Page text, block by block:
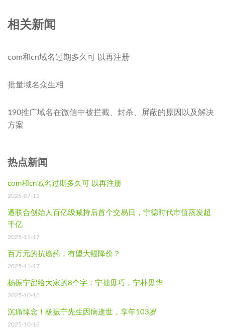
相关新闻
com和cn域名过期多久可 以再注册
批量域名众生相
190推广域名在微信中被拦截、封杀、屏蔽的原因以及解决
方案
热点新闻
com和cn域名过期多久可 以再注册
2026-07-15
遭联合创始人百亿级减持后首个交易日，宁德时代市值蒸发超
千亿
2025-11-17
百万元的抗癌药，有望大幅降价？
2025-11-17
杨振宁留给大家的8个字：宁拙毋巧，宁朴毋华
2025-10-18
沉痛悼念！杨振宁先生因病逝世，享年103岁
2025-10-18